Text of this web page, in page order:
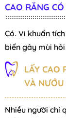
CAO RĂNG
Có. Vi khuẩn
biến gây mùi
LẤY CAO
VÀ
Nhiều người chỉ